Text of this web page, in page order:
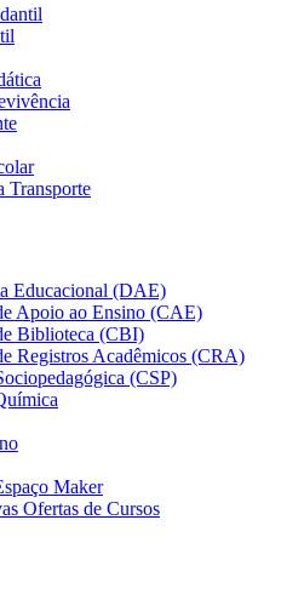
Transporte
Educacional (DAE)
Apoio ao Ensino (CAE)
Biblioteca (CBI)
Registros Acadêmicos (CRA)
(CSP)
Maker
Ofertas de Cursos